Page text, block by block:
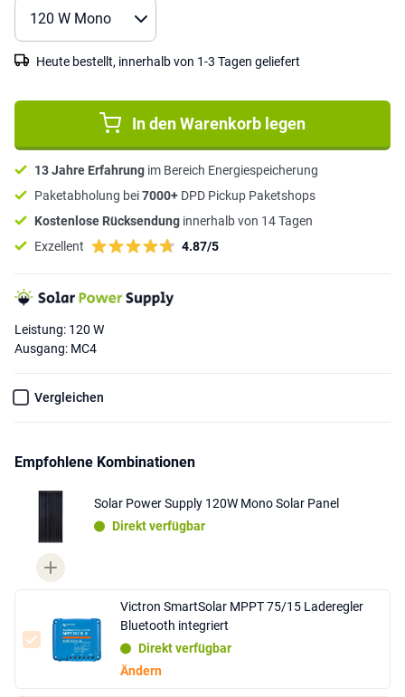
Heute bestellt, innerhalb von 1-3 Tagen geliefert
In den Warenkorb legen
13 Jahre Erfahrung im Bereich Energiespeicherung
Paketabholung bei7000+ DPD Pickup Paketshops
Kostenlose Rücksendung innerhalb von 14 Tagen
Exzellent
4.87/5
Leistung: 120 W
Ausgang: MC4
Vergleichen
Empfohlene Kombinationen
Solar Power Supply 120W Mono Solar Panel
Direkt verfügbar
Victron SmartSolar MPPT 75/15 Laderegler
Bluetooth integriert
Direkt verfügbar
Ändern